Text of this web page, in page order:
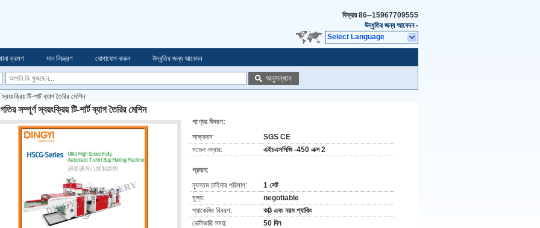
বিক্রয়86--15967709555
উদ্ধৃতির জন্য আবেদন-
Select Language
ভ্রমণ মান নিয়ন্ত্রণ যোগাযোগ করুন উদ্ধৃতির জন্য আবেদন
অনুসন্ধান
টি-শার্ট ব্যাগ তৈরির মেশিন
সম্পূর্ণ স্বয়ংক্রিয় টি-শার্ট ব্যাগ তৈরির মেশিন
পণ্যের বিবরণ:
সাক্ষ্যদান:
SGS CE
মডেল নম্বার:
এইচএসসিজি -450 এক্স 2
প্রদান:
ন্যূনতম চাহিদার পরিমাণ:
1 সেট
মূল্য:
negotiable
প্যাকেজিং বিবরণ:
কাঠ এবং নরম প্যাকিং
ডেলিভারি সময়:
50 দিন